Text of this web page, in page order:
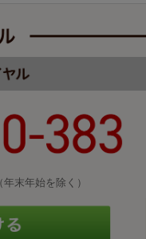
末年始を除く）